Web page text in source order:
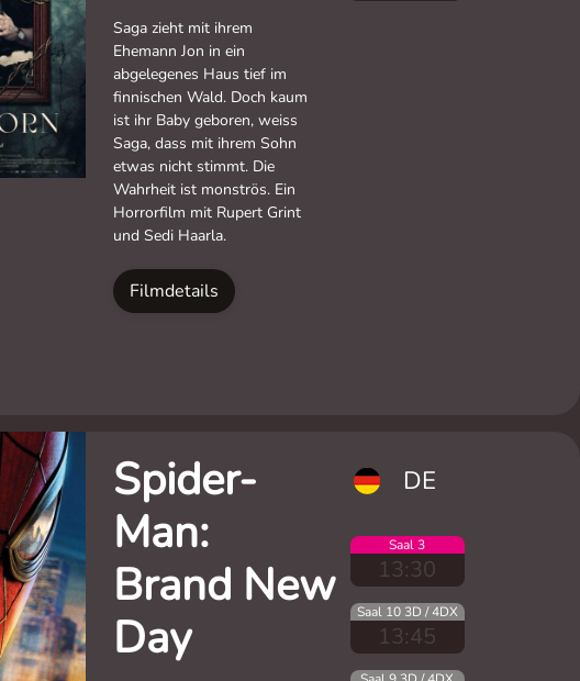
Saga zieht mit ihrem
Ehemann Jon in ein
abgelegenes Haus tief im
finnischen Wald. Doch kaum
ist ihr Baby geboren, weiss
Saga, dass mit ihrem Sohn
etwas nicht stimmt. Die
Wahrheit ist monströs. Ein
Horrorfilm mit Rupert Grint
und Sedi Haarla.
Filmdetails
Spider-
Man:
Brand New
Day
DE
Saal 3
13:30
Saal 10 3D / 4DX
13:45